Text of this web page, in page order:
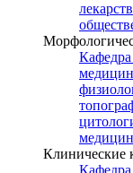
Кафедра
Клинические